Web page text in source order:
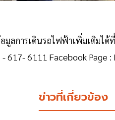
มูลการเดินรถไฟฟ้าเพิ่มเติมไ
617- 6111 Facebook Page
ข่าวที่เกี่ยวข้อง